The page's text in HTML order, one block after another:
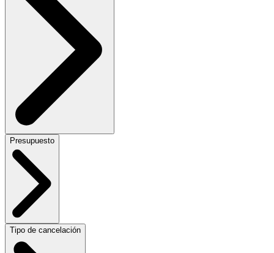
Presupuesto
Tipo de cancelación